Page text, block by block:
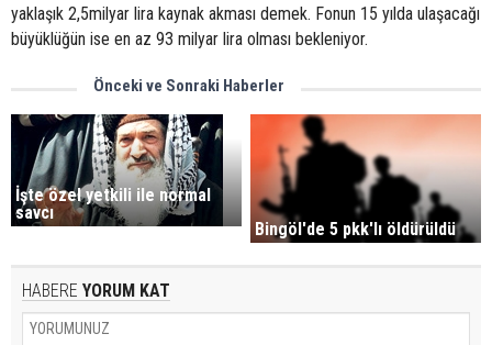
yaklaşık 2,5milyar lira kaynak akması demek. Fonun 15 yılda ulaşacağı
büyüklüğün ise en az 93 milyar lira olması bekleniyor.
Önceki ve Sonraki Haberler
İşte özel yetkili ile normal
savcı
Bingöl'de 5 pkk'lı öldürüldü
HABERE YORUM KAT